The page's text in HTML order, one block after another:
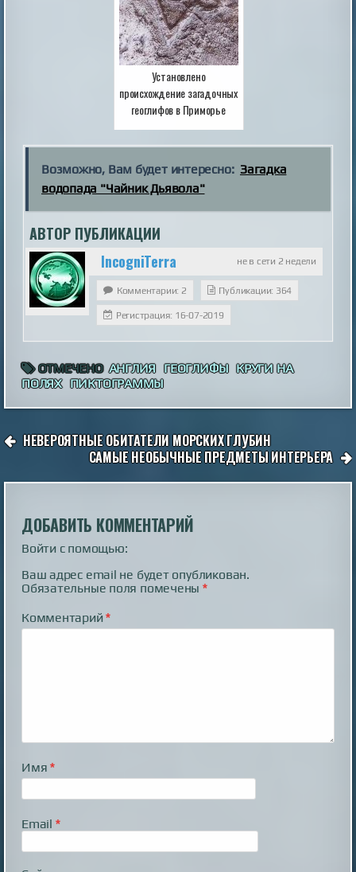
Установлено
происхождение загадочных
геоглифов в Приморье
Возможно, Вам будет интересно: Загадка
водопада "Чайник Дьявола"
АВТОР ПУБЛИКАЦИИ
не в сети 2 недели
IncogniTerra
Комментарии: 2 Публикации: 364
Регистрация: 16-07-2019
ОТМЕЧЕНО АНГЛИЯ ГЕОГЛИФЫ КРУГИ НА
ПОЛЯХ ПИКТОГРАММЫ
НАВИГАЦИЯ
ЗАПИСЯМ
НЕВЕРОЯТНЫЕ ОБИТАТЕЛИ МОРСКИХ ГЛУБИН
САМЫЕ НЕОБЫЧНЫЕ ПРЕДМЕТЫ ИНТЕРЬЕРА
ДОБАВИТЬ КОММЕНТАРИЙ
Войти с помощью:
Ваш адрес email не будет опубликован.
Обязательные поля помечены*
Комментарий*
Имя*
Email *